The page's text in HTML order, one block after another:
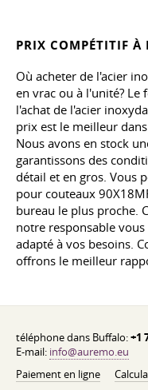
PRIX COMPÉTITIF À
Où acheter de l'acier
en vrac ou à l'unité? Le
l'achat de l'acier
prix est le meilleur
Nous avons en stock
garantissons des
détail et en gros. Vous
pour couteaux
bureau le plus proche.
notre responsable
adapté à vos besoins.
offrons le meilleur
téléphone dans Buffalo:+1
E-mail: info@auremo.eu
Paiement en ligne